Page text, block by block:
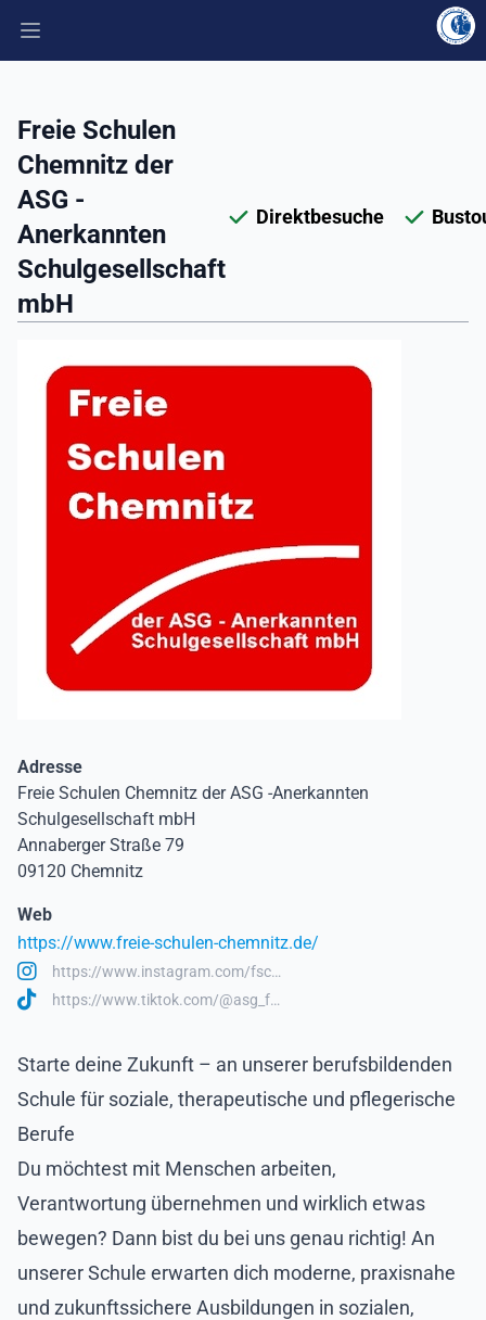
Hauptmenü öffnen
Freie Schulen
Chemnitz der
ASG -
Anerkannten
Schulgesellschaft
mbH
Direktbesuche
Adresse
Freie Schulen Chemnitz der ASG -Anerkannten
Schulgesellschaft mbH
Annaberger Straße 79
09120 Chemnitz
Web
https://www.freie-schulen-chemnitz.de/
https://www.instagram.com/fsc…
https://www.tiktok.com/@asg_f…
Starte deine Zukunft – an unserer berufsbildenden
Schule für soziale, therapeutische und pflegerische
Berufe
Du möchtest mit Menschen arbeiten,
Verantwortung übernehmen und wirklich etwas
bewegen? Dann bist du bei uns genau richtig! An
unserer Schule erwarten dich moderne, praxisnahe
und zukunftssichere Ausbildungen in sozialen,